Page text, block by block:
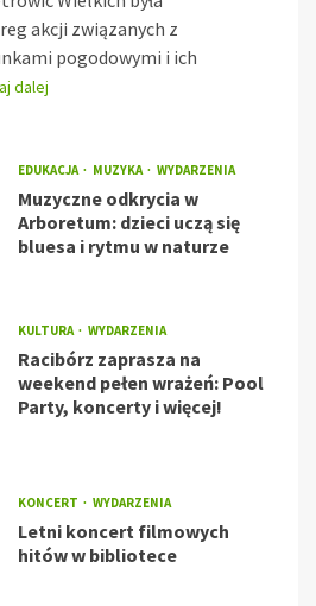
akcji związanych z
pogodowymi i ich
dalej
EDUKACJA MUZYKA WYDARZENIA
Muzyczne odkrycia w
Arboretum: dzieci uczą się
bluesa i rytmu w naturze
KULTURA WYDARZENIA
Racibórz zaprasza na
weekend pełen wrażeń: Pool
Party, koncerty i więcej!
KONCERT WYDARZENIA
Letni koncert filmowych
hitów w bibliotece